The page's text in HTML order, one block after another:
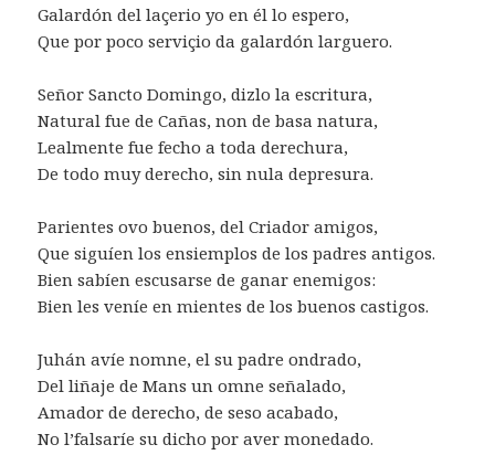
Galardón del laçerio yo en él lo espero,
Que por poco serviçio da galardón larguero.
Señor Sancto Domingo, dizlo la escritura,
Natural fue de Cañas, non de basa natura,
Lealmente fue fecho a toda derechura,
De todo muy derecho, sin nula depresura.
Parientes ovo buenos, del Criador amigos,
Que siguíen los ensiemplos de los padres antigos.
Bien sabíen escusarse de ganar enemigos:
Bien les veníe en mientes de los buenos castigos.
Juhán avíe nomne, el su padre ondrado,
Del liñaje de Mans un omne señalado,
Amador de derecho, de seso acabado,
No l’falsaríe su dicho por aver monedado.